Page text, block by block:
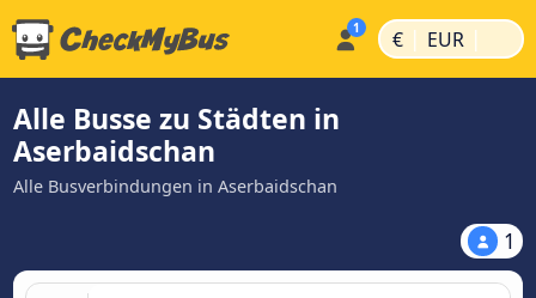
€ | EUR |
Alle Busse zu Städten in
Aserbaidschan
Alle Busverbindungen in Aserbaidschan
1